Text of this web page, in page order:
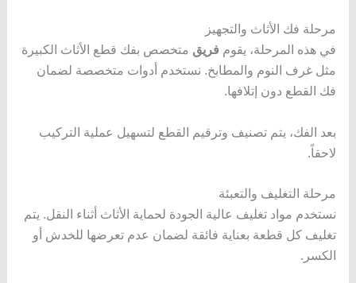
مرحلة فك الأثاث والتجهيز
في هذه المرحلة، يقوم فريق متخصص بفك قطع الأثاث الكبيرة
مثل غرف النوم والمطابخ. نستخدم أدوات متخصصة لضمان
فك القطع دون إتلافها.
بعد الفك، يتم تصنيف وترقيم القطع لتسهيل عملية التركيب
لاحقاً.
مرحلة التغليف والتعبئة
نستخدم مواد تغليف عالية الجودة لحماية الأثاث أثناء النقل. يتم
تغليف كل قطعة بعناية فائقة لضمان عدم تعرضها للخدش أو
الكسر.